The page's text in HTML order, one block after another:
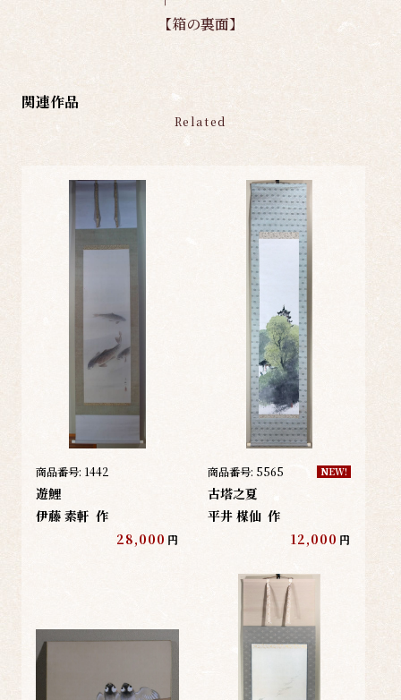
【箱の裏面】
関連作品
Related
商品番号: 1442
遊鯉
伊藤 素軒 作
28,000 円
商品番号: 5565 NEW!
古塔之夏
平井 楳仙 作
12,000 円